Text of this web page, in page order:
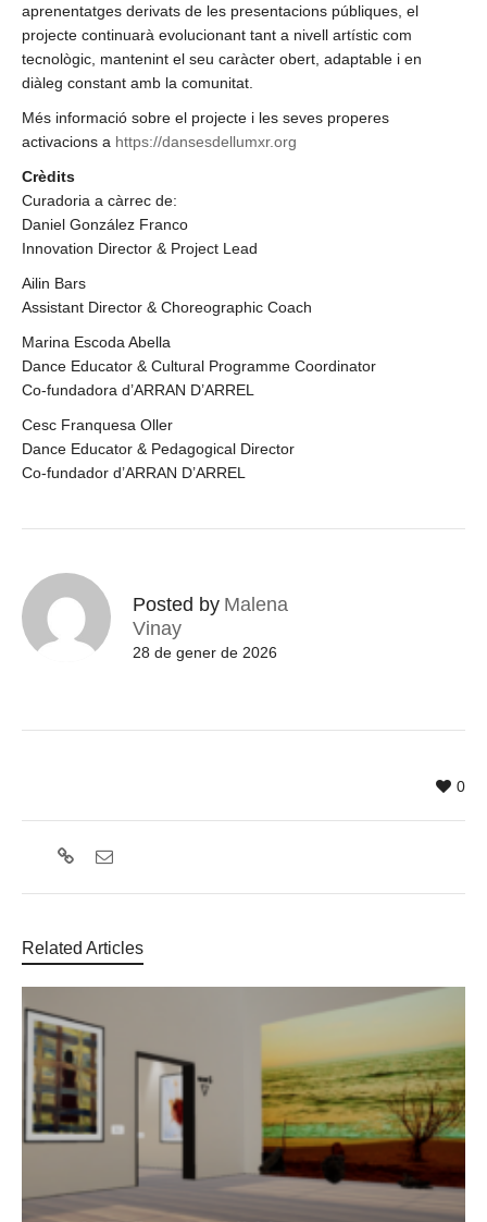
aprenentatges derivats de les presentacions públiques, el
projecte continuarà evolucionant tant a nivell artístic com
tecnològic, mantenint el seu caràcter obert, adaptable i en
diàleg constant amb la comunitat.
Més informació sobre el projecte i les seves properes
activacions a https://dansesdellumxr.org
Crèdits
Curadoria a càrrec de:
Daniel González Franco
Innovation Director & Project Lead
Ailin Bars
Assistant Director & Choreographic Coach
Marina Escoda Abella
Dance Educator & Cultural Programme Coordinator
Co-fundadora d’ARRAN D’ARREL
Cesc Franquesa Oller
Dance Educator & Pedagogical Director
Co-fundador d’ARRAN D’ARREL
Posted by Malena
Vinay
28 de gener de 2026
0
Related Articles